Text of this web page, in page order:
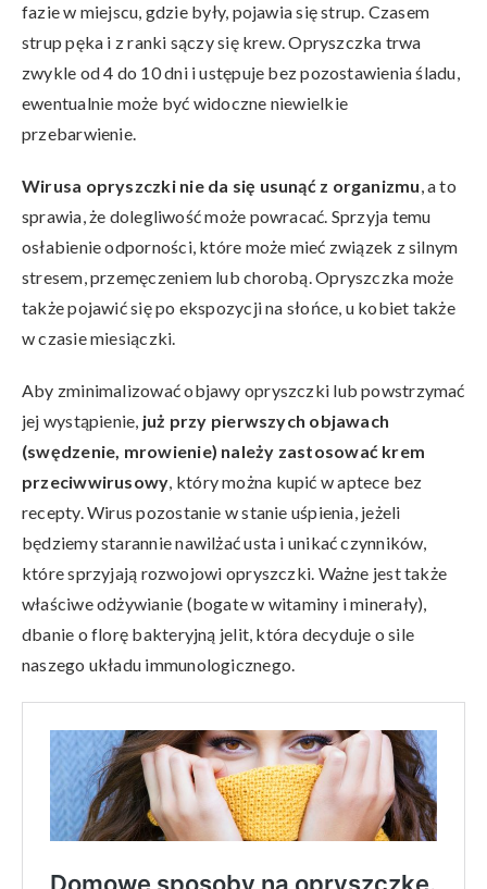
fazie w miejscu, gdzie były, pojawia się strup. Czasem
strup pęka i z ranki sączy się krew. Opryszczka trwa
zwykle od 4 do 10 dni i ustępuje bez pozostawienia śladu,
ewentualnie może być widoczne niewielkie
przebarwienie.
Wirusa opryszczki nie da się usunąć z organizmu, a to
sprawia, że dolegliwość może powracać. Sprzyja temu
osłabienie odporności, które może mieć związek z silnym
stresem, przemęczeniem lub chorobą. Opryszczka może
także pojawić się po ekspozycji na słońce, u kobiet także
w czasie miesiączki.
Aby zminimalizować objawy opryszczki lub powstrzymać
jej wystąpienie, już przy pierwszych objawach
(swędzenie, mrowienie) należy zastosować krem
przeciwwirusowy, który można kupić w aptece bez
recepty. Wirus pozostanie w stanie uśpienia, jeżeli
będziemy starannie nawilżać usta i unikać czynników,
które sprzyjają rozwojowi opryszczki. Ważne jest także
właściwe odżywianie (bogate w witaminy i minerały),
dbanie o florę bakteryjną jelit, która decyduje o sile
naszego układu immunologicznego.